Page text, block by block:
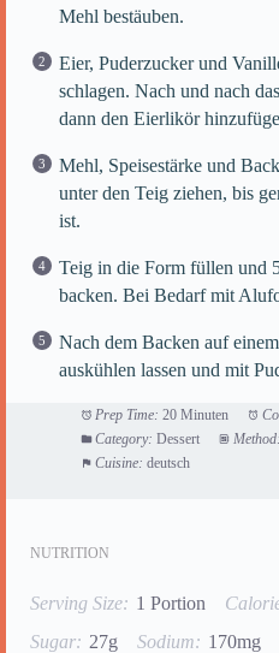
Mehl bestäuben.
Eier, Puderzucker und
schlagen. Nach und nach
dann den Eierlikör
Mehl, Speisestärke und
unter den Teig ziehen, bis
ist.
Teig in die Form füllen und
backen. Bei Bedarf mit
Nach dem Backen auf
auskühlen lassen und mit
Prep Time: 20 Minuten
Category: Dessert Method:
Cuisine: deutsch
NUTRITION
Serving Size: 1 Portion
Sugar: 27g Sodium: 170mg